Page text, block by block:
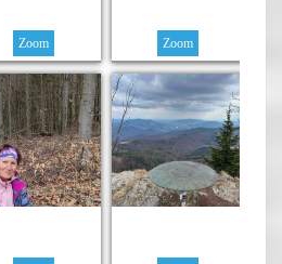
Zoom Zoom